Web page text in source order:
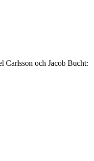
Carlsson och Jacob Bucht: